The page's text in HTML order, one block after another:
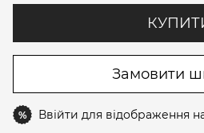
Замовити
% Ввійти для відображення